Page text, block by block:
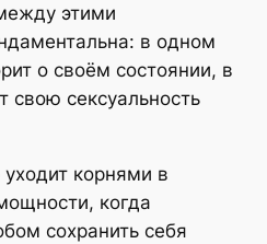
этими
в одном
о своём состоянии, в
свою сексуальность
уходит корнями в
когда
сохранить себя